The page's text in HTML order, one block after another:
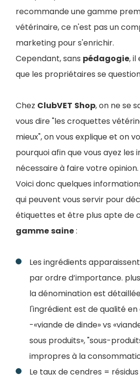
recommande une gamme
vétérinaire, ce n'est pas un
marketing pour s'enrichir.
Cependant, sans pédagogie, il
que les propriétaires se
Chez ClubVET Shop, on ne se
vous dire "les croquettes
mieux", on vous explique et on
pourquoi afin que vous ayez les
nécessaire à faire votre opinion.
Voici donc quelques
qui peuvent vous servir pour
étiquettes et être plus apte de
gammesaine:
Les ingrédients apparaissent
par ordre d’importance. plus
la dénomination est
l'ingrédient est de qualité
-«viande de dinde» vs
sous produits», "sous-
impropres à la
Le taux de cendres =